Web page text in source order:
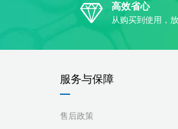
高效省心
从购买到使用，
服务与保障
售后政策